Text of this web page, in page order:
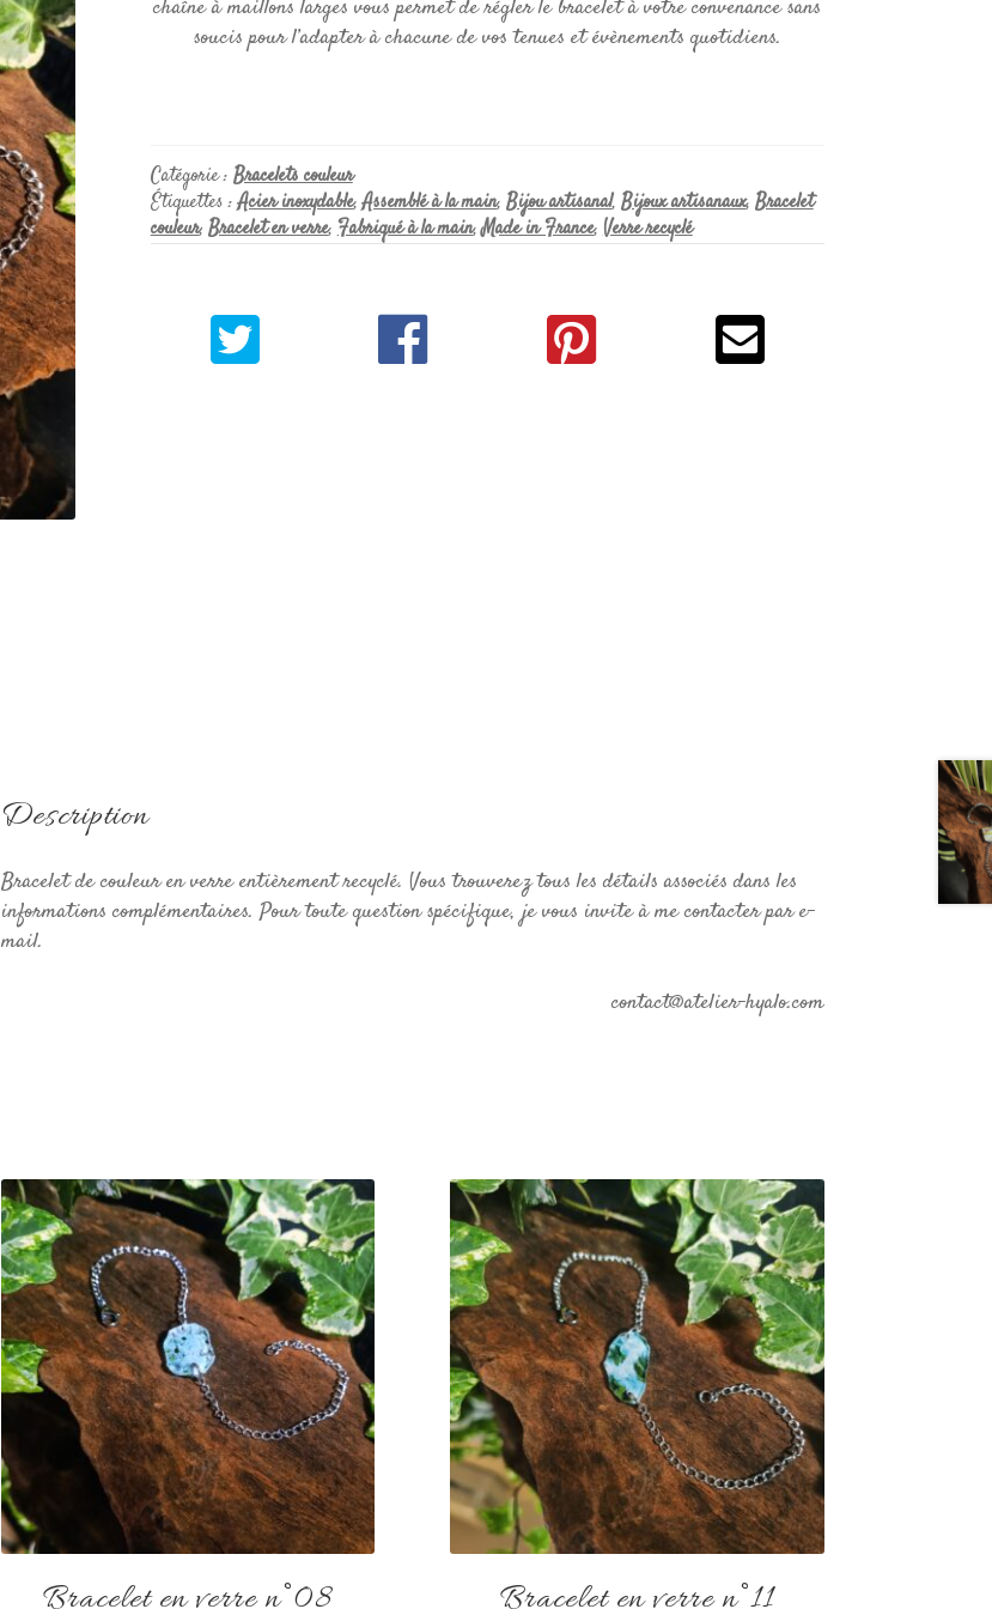
chaîne à maillons larges vous permet de régler le bracelet à votre convenance sans
soucis pour l’adapter à chacune de vos tenues et évènements quotidiens.
Catégorie : Bracelets couleur
Étiquettes :Acier inoxydable,Assemblé à la main, Bijou artisanal, Bijoux artisanaux, Bracelet
couleur, Bracelet en verre,Fabriqué à la main,Made in France,Verre recyclé
Description
Bracelet de couleur en verre entièrement recyclé. Vous trouverez tous les détails associés dans les
informations complémentaires. Pour toute question spécifique, je vous invite à me contacter par e-
mail.
contact@atelier-hyalo.com